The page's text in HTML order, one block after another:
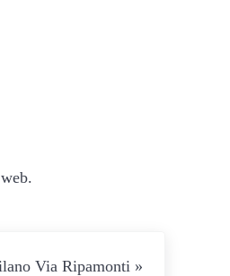
Via Ripamonti »